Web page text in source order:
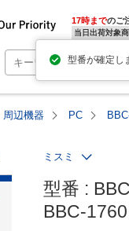
17時までのご
当日出荷対象
周辺機器 PC
ミスミ
型番 :
BBC-